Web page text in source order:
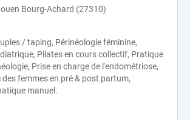
Bourg-Achard (27310)
/ taping, Périnéologie féminine,
Pilates en cours collectif, Pratique
Prise en charge de l'endométriose,
des femmes en pré & post partum,
manuel.